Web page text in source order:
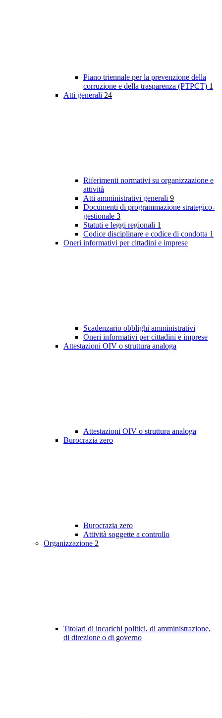
Piano triennale per la prevenzione della
corruzione e della trasparenza (PTPCT) 1
Atti generali 24
Riferimenti normativi su organizzazione e
attività
Atti amministrativi generali 9
Documenti di programmazione strategico-
gestionale 3
Statuti e leggi regionali 1
Codice disciplinare e codice di condotta 1
Oneri informativi per cittadini e imprese
Scadenzario obblighi amministrativi
Oneri informativi per cittadini e imprese
Attestazioni OIV o struttura analoga
Attestazioni OIV o struttura analoga
Burocrazia zero
Burocrazia zero
Attività soggette a controllo
Organizzazione 2
Titolari di incarichi politici, di amministrazione,
di direzione o di governo